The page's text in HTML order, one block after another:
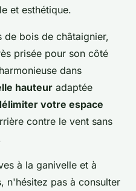
et esthétique.
de bois de châtaignier,
prisée pour son côté
dans
hauteur adaptée
votre espace
contre le vent sans
à la ganivelle et à
n'hésitez pas à consulter